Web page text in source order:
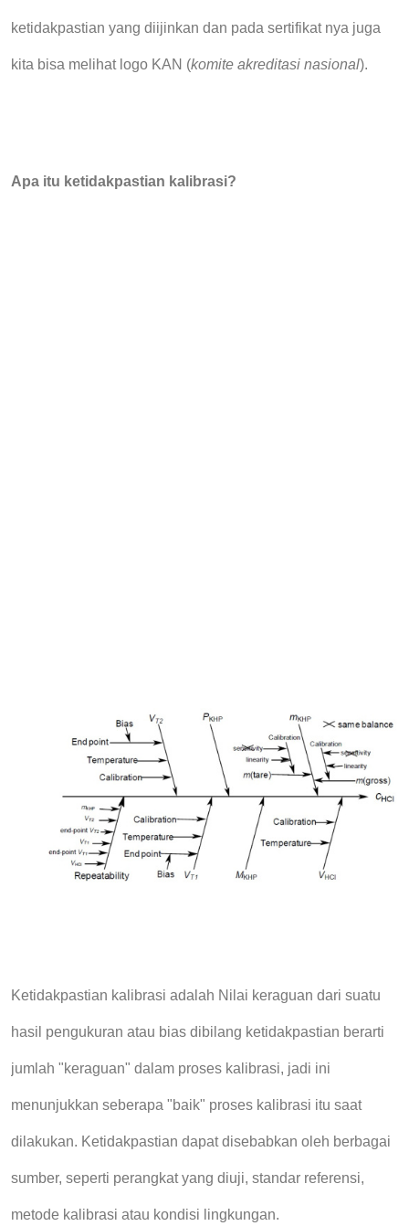
ketidakpastian yang diijinkan dan pada sertifikat nya juga
kita bisa melihat logo KAN (komite akreditasi nasional).
Apa itu ketidakpastian kalibrasi?
Ketidakpastian kalibrasi adalah Nilai keraguan dari suatu
hasil pengukuran atau bias dibilang ketidakpastian berarti
jumlah "keraguan" dalam proses kalibrasi, jadi ini
menunjukkan seberapa "baik" proses kalibrasi itu saat
dilakukan. Ketidakpastian dapat disebabkan oleh berbagai
sumber, seperti perangkat yang diuji, standar referensi,
metode kalibrasi atau kondisi lingkungan.